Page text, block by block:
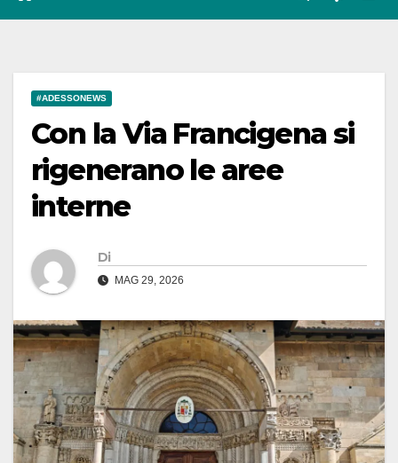
#ADESSONEWS
Con la Via Francigena si
rigenerano le aree
interne
Di
MAG 29, 2026